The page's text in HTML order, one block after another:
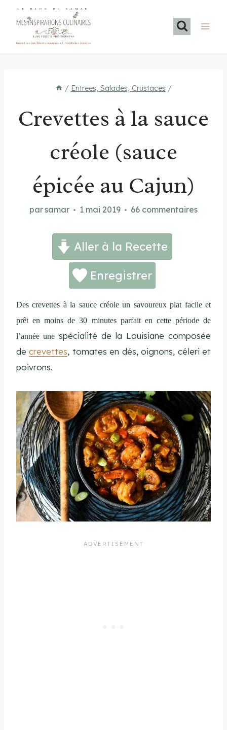
LE BLOG DE SAMAR
Recettes méditerranéennes et familiales maison
/ Entrees, Salades, Crustaces /
Crevettes à la sauce
créole (sauce
épicée au Cajun)
parsamar 1 mai 2019 66 commentaires
Aller à la Recette
Enregistrer
Des crevettes à la sauce créole un savoureux plat facile et
prêt en moins de 30 minutes parfait en cette période de
l’année unespécialité de la Louisiane composée
decrevettes, tomates en dés, oignons, céleri et
poivrons.